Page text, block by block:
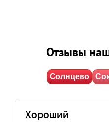
Отзывы
Солнцево